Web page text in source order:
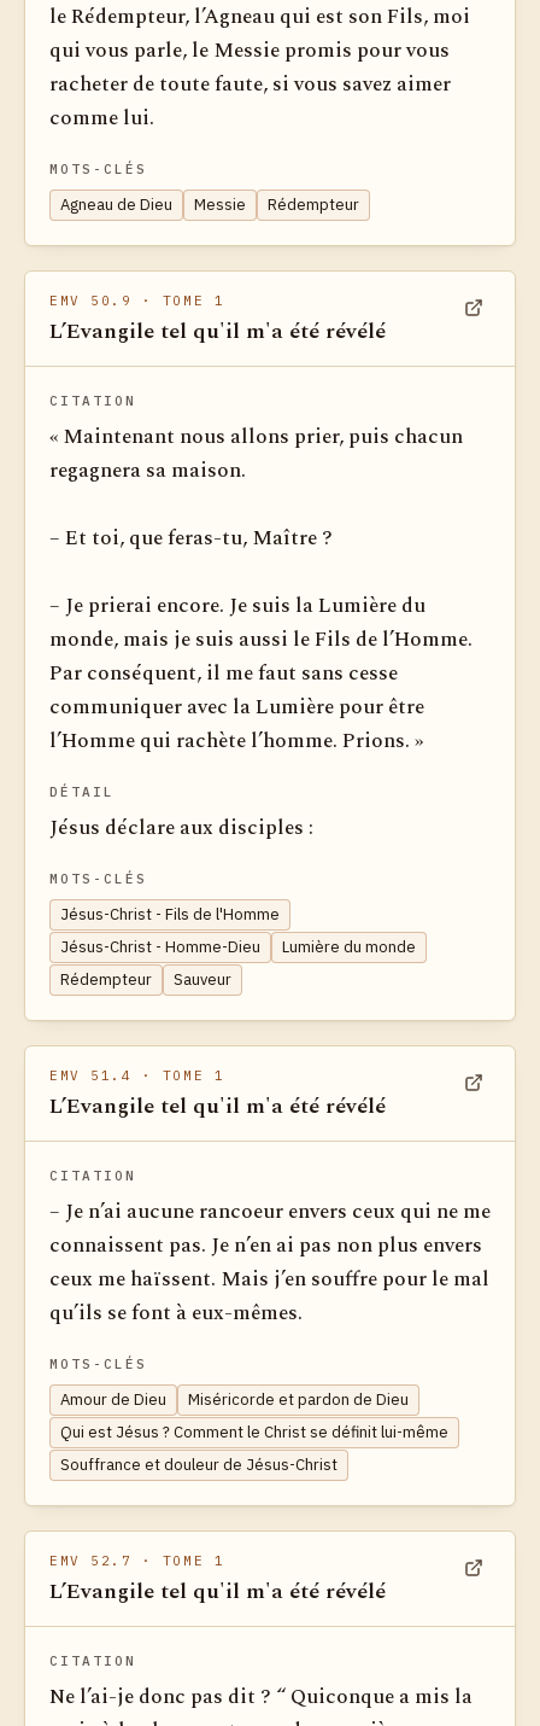
le Rédempteur, l’Agneau qui est son Fils, moi
qui vous parle, le Messie promis pour vous
racheter de toute faute, si vous savez aimer
comme lui.
MOTS-CLÉS
Agneau de Dieu Messie Rédempteur
EMV 50.9 · TOME 1
L’Evangile tel qu'il m'a été révélé
CITATION
« Maintenant nous allons prier, puis chacun
regagnera sa maison.
– Et toi, que feras-tu, Maître ?
– Je prierai encore. Je suis la Lumière du
monde, mais je suis aussi le Fils de l’Homme.
Par conséquent, il me faut sans cesse
communiquer avec la Lumière pour être
l’Homme qui rachète l’homme. Prions. »
DÉTAIL
Jésus déclare aux disciples :
MOTS-CLÉS
Jésus-Christ - Fils de l'Homme
Jésus-Christ - Homme-Dieu
Lumière du monde
Rédempteur
Sauveur
EMV 51.4 · TOME 1
L’Evangile tel qu'il m'a été révélé
CITATION
– Je n’ai aucune rancoeur envers ceux qui ne me
connaissent pas. Je n’en ai pas non plus envers
ceux me haïssent. Mais j’en souffre pour le mal
qu’ils se font à eux-mêmes.
MOTS-CLÉS
Amour de Dieu
Miséricorde et pardon de Dieu
Qui est Jésus ? Comment le Christ se définit lui-même
Souffrance et douleur de Jésus-Christ
EMV 52.7 · TOME 1
L’Evangile tel qu'il m'a été révélé
CITATION
Ne l’ai-je donc pas dit ? “ Quiconque a mis la